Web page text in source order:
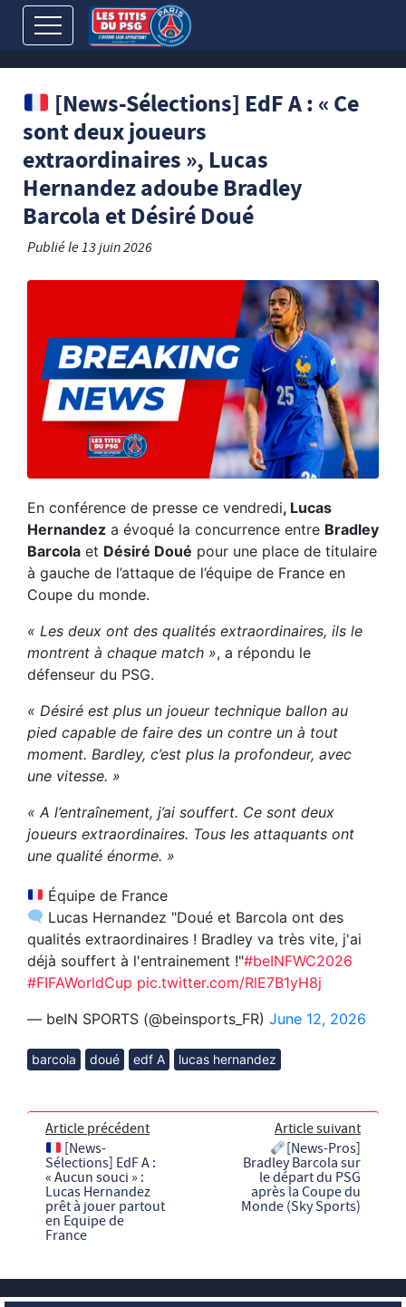
[News-Sélections] EdF A : « Ce
sont deux joueurs
extraordinaires », Lucas
Hernandez adoube Bradley
Barcola et Désiré Doué
Publié le13 juin 2026
En conférence de presse ce vendredi, Lucas
Hernandez a évoqué la concurrence entre Bradley
Barcola et Désiré Doué pour une place de titulaire
à gauche de l’attaque de l’équipe de France en
Coupe du monde.
« Les deux ont des qualités extraordinaires, ils le
montrent à chaque match », a répondu le
défenseur du PSG.
« Désiré est plus un joueur technique ballon au
pied capable de faire des un contre un à tout
moment. Bardley, c’est plus la profondeur, avec
une vitesse. »
« A l’entraînement, j’ai souffert. Ce sont deux
joueurs extraordinaires. Tous les attaquants ont
une qualité énorme. »
Équipe de France
Lucas Hernandez "Doué et Barcola ont des
qualités extraordinaires ! Bradley va très vite, j'ai
déjà souffert à l'entrainement !"#beINFWC2026
#FIFAWorldCup pic.twitter.com/RlE7B1yH8j
— beIN SPORTS (@beinsports_FR) June 12, 2026
barcola doué edf A lucas hernandez
Article précédent
[News-
Sélections] EdF A :
« Aucun souci » :
Lucas Hernandez
prêt à jouer partout
en Equipe de
France
Article suivant
[News-Pros]
Bradley Barcola sur
le départ du PSG
après la Coupe du
Monde (Sky Sports)